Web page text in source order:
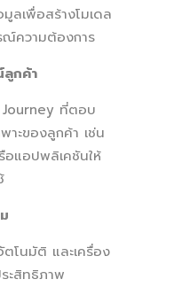
มูลเพื่อสร้างโมเดล
ณ์ความต้องการ
กค้า
ที่ตอบ
าะของลูกค้า เช่น
อแอปพลิเคชันให้
โนมัติ และเครื่อง
ะสิทธิภาพ